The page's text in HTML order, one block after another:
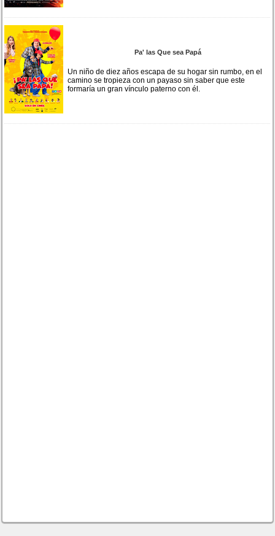
Pa' las Que sea Papá
Un niño de diez años escapa de su hogar sin rumbo, en el
camino se tropieza con un payaso sin saber que este
formaría un gran vínculo paterno con él.